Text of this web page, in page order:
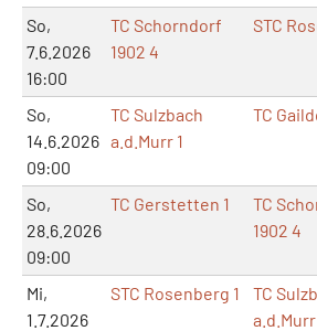
So,
7.6.2026
16:00
TC Schorndorf
1902 4
STC
So,
14.6.2026
09:00
TC Sulzbach
a.d.Murr 1
TC
So,
28.6.2026
09:00
TC Gerstetten 1
TC
1902 4
Mi,
1.7.2026
STC Rosenberg 1
TC
a.d.Murr